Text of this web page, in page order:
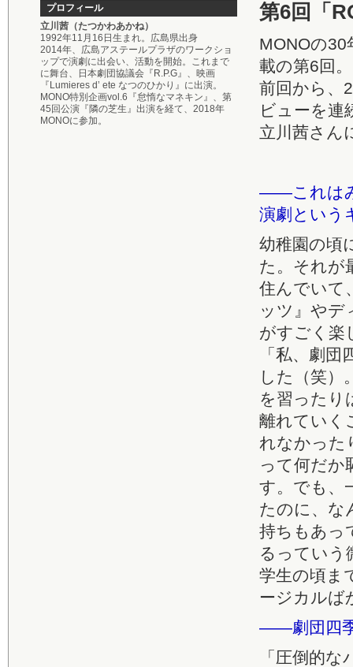
プロフィール
立川茜（たつかわあかね）
1992年11月16日生まれ。広島県出身
2014年、広島アステールプラザのワークショ
ップで演劇に出会い、活動を開始。これまで
に舞台、日本劇団協議会『R.P.G』、映画
『Lumieres d’ ete なつのひかり』に出演。
MONO特別企画vol.6『怠惰なマネキン』、第
45回公演『隣の芝生』出演を経て、2018年
MONOに参加。
第6回「
MONOの
載の第6回。
前回から、
ビューを連
立川茜さん
――これは
演劇という
幼稚園の頃
た。それが
住んでいて
ッツ』やデ
がすごく楽
「私、劇
した（笑）
を習ったり
離れていく
れなかった
って何だか
す。でも、
たのに、な
持ちもあっ
るっていう
学生の頃ま
ージカルば
――劇団四
「圧倒的